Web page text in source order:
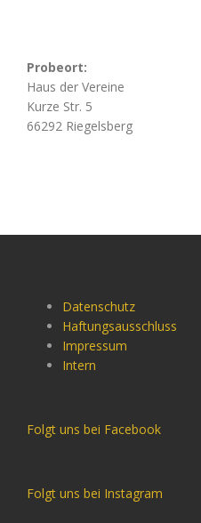
Probeort:
Haus der Vereine
Kurze Str. 5
66292 Riegelsberg
Datenschutz
Haftungsausschluss
Impressum
Intern
Folgt uns bei Facebook
Folgt uns bei Instagram